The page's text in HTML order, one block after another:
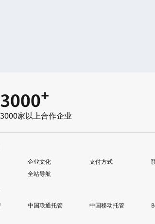
3000+
3000家以上合作企业
企业文化 支付方式
全站导航
中国联通托管 中国移动托管